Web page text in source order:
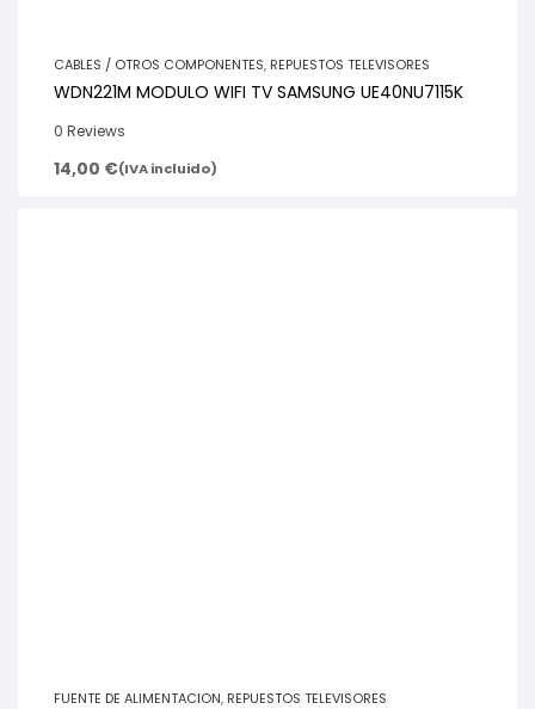
CABLES / OTROS COMPONENTES, REPUESTOS TELEVISORES
WDN221M MODULO WIFI TV SAMSUNG UE40NU7115K
0 Reviews
14,00 €(IVA incluido)
FUENTE DE ALIMENTACION, REPUESTOS TELEVISORES